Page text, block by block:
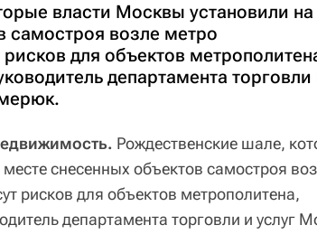
власти Москвы установили на
самостроя возле метро
для объектов
департамента торговли
Рождественские шале,
снесенных объектов самостроя
рисков для объектов метрополитена,
департамента торговли и услуг